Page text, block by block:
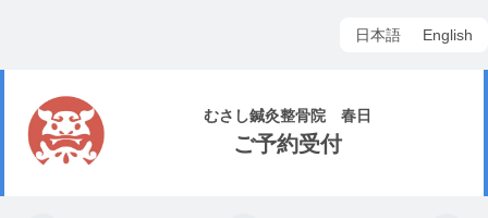
日本語 English
むさし鍼灸整骨院 春日
ご予約受付